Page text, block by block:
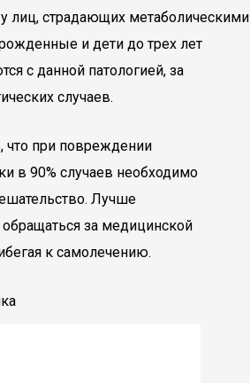
лиц, страдающих метаболическими
и дети до трех лет
с данной патологией, за
случаев.
что при повреждении
в 90% случаев необходимо
Лучше
обращаться за медицинской
к самолечению.